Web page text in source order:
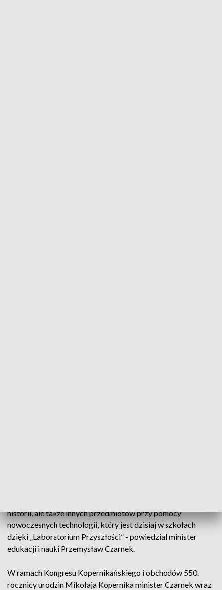
historii, ale także innych przedmiotów przy pomocy
nowoczesnych technologii, który jest dzisiaj w szkołach
dzięki „Laboratorium Przyszłości” - powiedział minister
edukacji i nauki Przemysław Czarnek.
W ramach Kongresu Kopernikańskiego i obchodów 550.
rocznicy urodzin Mikołaja Kopernika minister Czarnek wraz